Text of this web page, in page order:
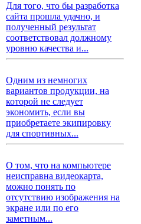
Для того, что бы разработка
сайта прошла удачно, и
полученный результат
соответствовал должному
уровню качества и...
Одним из немногих
вариантов продукции, на
которой не следует
экономить, если вы
приобретаете экипировку
для спортивных...
О том, что на компьютере
неисправна видеокарта,
можно понять по
отсутствию изображения на
экране или по его
заметным...